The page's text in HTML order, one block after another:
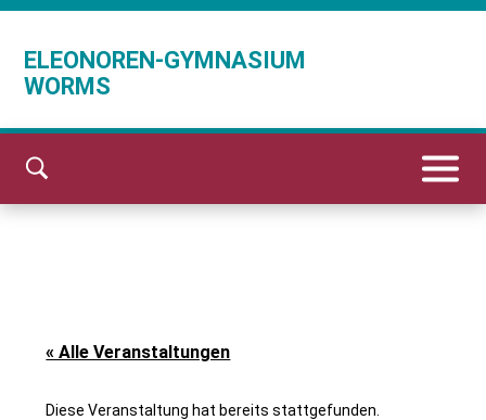
ELEONOREN-GYMNASIUM
WORMS
« Alle Veranstaltungen
Diese Veranstaltung hat bereits stattgefunden.